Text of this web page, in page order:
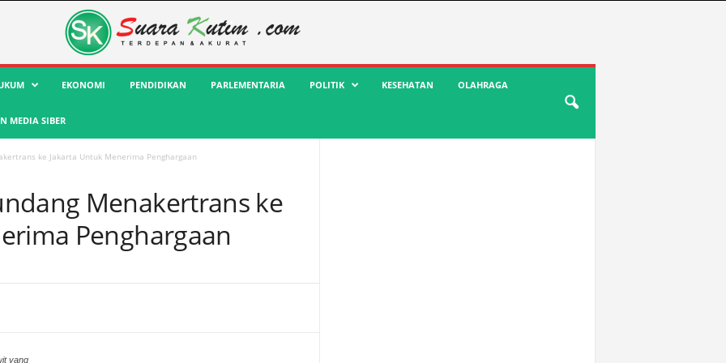
EKONOMI PENDIDIKAN PARLEMENTARIA POLITIK KESEHATAN OLAHRAGA
MEDIA SIBER
ke Jakarta Untuk Menerima Penghargaan
Menakertrans ke
Penghargaan
yang